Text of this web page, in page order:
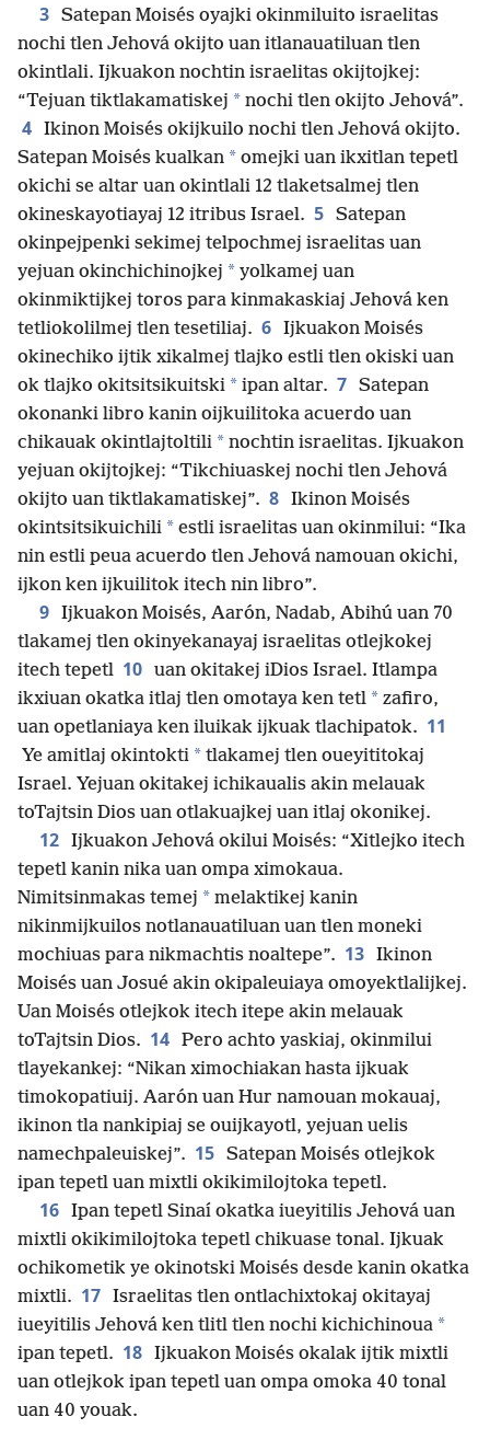
3 Satepan Moisés oyajki okinmiluito israelitas
nochi tlen Jehová okijto uan itlanauatiluan tlen
okintlali. Ijkuakon nochtin israelitas okijtojkej:
“Tejuan tiktlakamatiskej * nochi tlen okijto Jehová”.
4 Ikinon Moisés okijkuilo nochi tlen Jehová okijto.
Satepan Moisés kualkan * omejki uan ikxitlan tepetl
okichi se altar uan okintlali 12 tlaketsalmej tlen
okineskayotiayaj 12 itribus Israel. 5 Satepan
okinpejpenki sekimej telpochmej israelitas uan
yejuan okinchichinojkej * yolkamej uan
okinmiktijkej toros para kinmakaskiaj Jehová ken
tetliokolilmej tlen tesetiliaj. 6 Ijkuakon Moisés
okinechiko ijtik xikalmej tlajko estli tlen okiski uan
ok tlajko okitsitsikuitski * ipan altar. 7 Satepan
okonanki libro kanin oijkuilitoka acuerdo uan
chikauak okintlajtoltili * nochtin israelitas. Ijkuakon
yejuan okijtojkej: “Tikchiuaskej nochi tlen Jehová
okijto uan tiktlakamatiskej”. 8 Ikinon Moisés
okintsitsikuichili * estli israelitas uan okinmilui: “Ika
nin estli peua acuerdo tlen Jehová namouan okichi,
ijkon ken ijkuilitok itech nin libro”.
9 Ijkuakon Moisés, Aarón, Nadab, Abihú uan 70
tlakamej tlen okinyekanayaj israelitas otlejkokej
itech tepetl 10 uan okitakej iDios Israel. Itlampa
ikxiuan okatka itlaj tlen omotaya ken tetl * zafiro,
uan opetlaniaya ken iluikak ijkuak tlachipatok. 11
Ye amitlaj okintokti * tlakamej tlen oueyititokaj
Israel. Yejuan okitakej ichikaualis akin melauak
toTajtsin Dios uan otlakuajkej uan itlaj okonikej.
12 Ijkuakon Jehová okilui Moisés: “Xitlejko itech
tepetl kanin nika uan ompa ximokaua.
Nimitsinmakas temej * melaktikej kanin
nikinmijkuilos notlanauatiluan uan tlen moneki
mochiuas para nikmachtis noaltepe”. 13 Ikinon
Moisés uan Josué akin okipaleuiaya omoyektlalijkej.
Uan Moisés otlejkok itech itepe akin melauak
toTajtsin Dios. 14 Pero achto yaskiaj, okinmilui
tlayekankej: “Nikan ximochiakan hasta ijkuak
timokopatiuij. Aarón uan Hur namouan mokauaj,
ikinon tla nankipiaj se ouijkayotl, yejuan uelis
namechpaleuiskej”. 15 Satepan Moisés otlejkok
ipan tepetl uan mixtli okikimilojtoka tepetl.
16 Ipan tepetl Sinaí okatka iueyitilis Jehová uan
mixtli okikimilojtoka tepetl chikuase tonal. Ijkuak
ochikometik ye okinotski Moisés desde kanin okatka
mixtli. 17 Israelitas tlen ontlachixtokaj okitayaj
iueyitilis Jehová ken tlitl tlen nochi kichichinoua *
ipan tepetl. 18 Ijkuakon Moisés okalak ijtik mixtli
uan otlejkok ipan tepetl uan ompa omoka 40 tonal
uan 40 youak.